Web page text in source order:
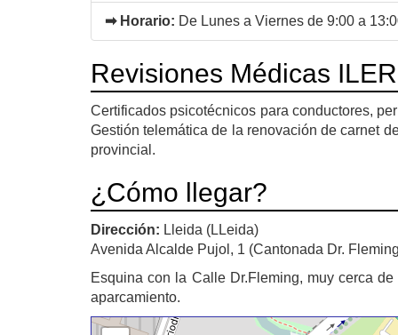
➡ Horario: De Lunes a Viernes de 9:00 a
Revisiones Médicas
Certificados psicotécnicos para conductores,
Gestión telemática de la renovación de carnet
provincial.
¿Cómo llegar?
Dirección: Lleida (LLeida)
Avenida Alcalde Pujol, 1 (Cantonada Dr.
Esquina con la Calle Dr.Fleming, muy cerca
aparcamiento.